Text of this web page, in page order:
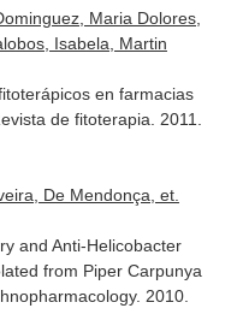
Maria Dolores,
Isabela, Martin
en farmacias
de fitoterapia . 2011.
De Mendonça, et.
and Anti-Helicobacter
from Piper Carpunya
. 2010.